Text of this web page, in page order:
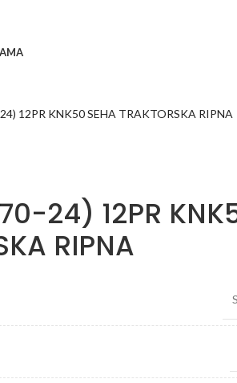
12PR KNK50 SEHA TRAKTORSKA RIPNA
24) 12PR
RIPNA